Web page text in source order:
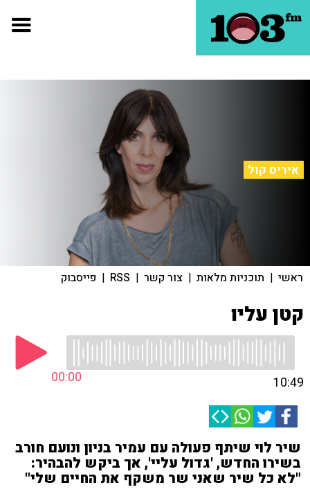
איריס קול
ראשי | תוכניות מלאות | צור קשר |
RSS
| פייסבוק
קטן עליו
00:00 10:49
שיר לוי שיתף פעולה עם עמיר בניון ונועם חורב
בשירו החדש, 'גדול עליי', אך ביקש להבהיר:
"לא כל שיר שאני שר משקף את החיים שלי"